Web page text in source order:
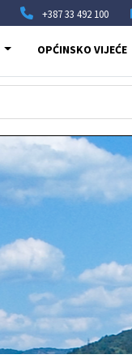
+387 33 492 100
OPĆINSKO VIJEĆE